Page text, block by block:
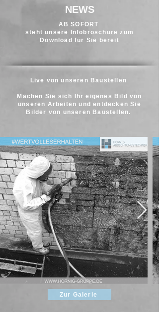
NEWS
AB SOFORT
steht unsere Infobroschüre zum
Download für Sie bereit
Live von unseren Baustellen
Machen Sie sich Ihr eigenes Bild von
unseren Arbeiten und entdecken Sie
Bilder von unseren Baustellen.
Zur Galerie